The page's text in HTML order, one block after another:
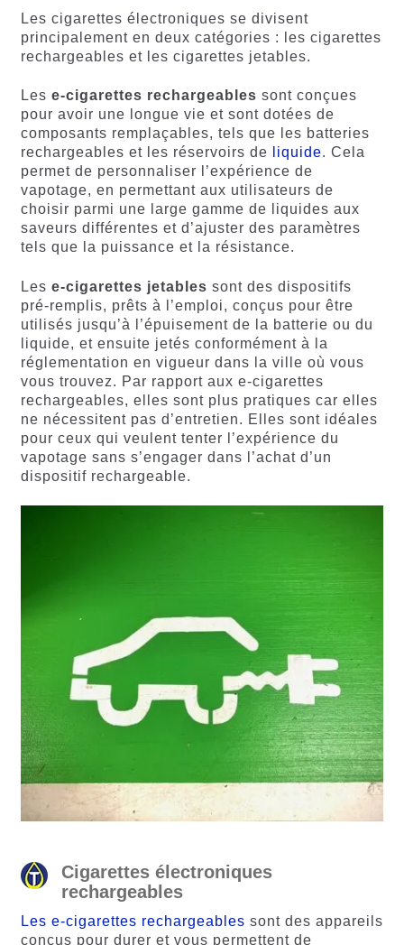
Les cigarettes électroniques se divisent
principalement en deux catégories : les cigarettes
rechargeables et les cigarettes jetables.
Les e-cigarettes rechargeables sont conçues
pour avoir une longue vie et sont dotées de
composants remplaçables, tels que les batteries
rechargeables et les réservoirs de
liquide. Cela
permet de personnaliser l’expérience de
vapotage, en permettant aux utilisateurs de
choisir parmi une large gamme de liquides aux
saveurs différentes et d’ajuster des paramètres
tels que la puissance et la résistance.
Les e-cigarettes jetables sont des dispositifs
pré-remplis, prêts à l’emploi, conçus pour être
utilisés jusqu’à l’épuisement de la batterie ou du
liquide, et ensuite jetés conformément à la
réglementation en vigueur dans la ville où vous
vous trouvez. Par rapport aux e-cigarettes
rechargeables, elles sont plus pratiques car elles
ne nécessitent pas d’entretien. Elles sont idéales
pour ceux qui veulent tenter l’expérience du
vapotage sans s’engager dans l’achat d’un
dispositif rechargeable.
Cigarettes électroniques
rechargeables
Les e-cigarettes rechargeables sont des appareils
conçus pour durer et vous permettent de